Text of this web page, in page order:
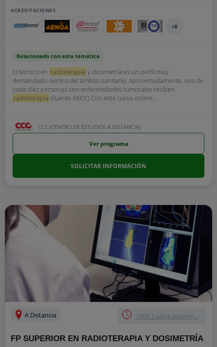
ACREDITACIONES
+8
Relacionado con esta temática
El técnico en radioterapia y dosimetría es un perfil muy
demandado dentro del ámbito sanitario. Aproximadamente, seis de
cada diez personas con enfermedades tumorales reciben
radioterapia (fuente AECC) Con este curso online...
CCC (CENTRO DE ESTUDIOS A DISTANCIA)
Ver programa
SOLICITAR INFORMACIÓN
A Distancia 2000 2 años académ...
FP SUPERIOR EN RADIOTERAPIA Y DOSIMETRÍA